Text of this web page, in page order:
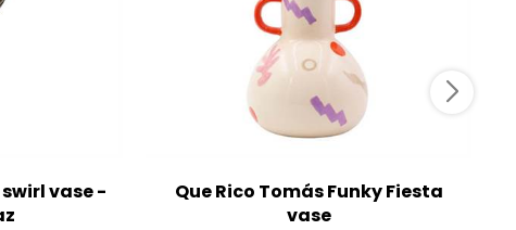
vase -
Que Rico Tomás Funky Fiesta
vase